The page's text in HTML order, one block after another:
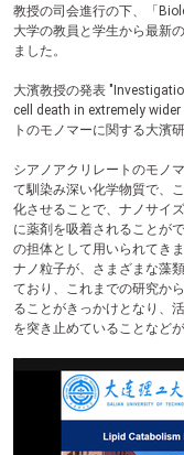
教授の司会進行の下、「
大学の教員と学生から最新
ました。
大濱教授の発表
cell death in extremely
トのモノマーに関する大濱
シアノアクリレートのモノ
て馴染み深い化学物質で、
化させることで、ナノサイ
に薬剤を吸着されることが
の担体として用いられてき
ナノ粒子が、さまざまな藻
ており、これまでの研究か
ることがきっかけとなり、
を突き止めていることなど